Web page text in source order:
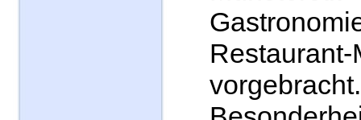
Restaurant-